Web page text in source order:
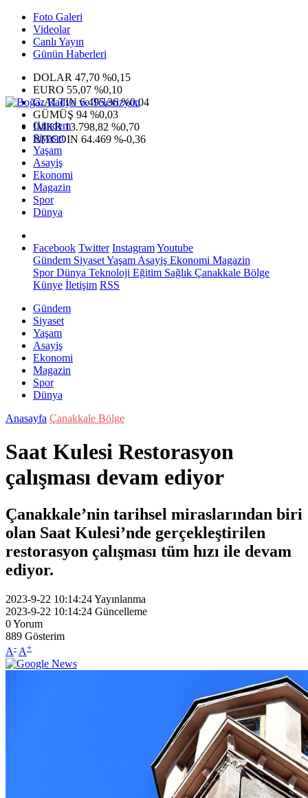
Foto Galeri
Videolar
Canlı Yayın
Günün Haberleri
DOLAR 47,70 %0,15
EURO 55,07 %0,10
G.ALTIN6.495,36 %0,04
GÜMÜŞ 94 %0,03
IMKB13.798,82 %0,70
BITCOIN 64.469 %-0,36
Gündem
Siyaset
Yaşam
Asayiş
Ekonomi
Magazin
Spor
Dünya
Facebook Twitter InstagramYoutube
Gündem SiyasetYaşam Asayiş Ekonomi Magazin
SporDünya Teknoloji Eğitim Sağlık Çanakkale Bölge
Künye İletişim RSS
Gündem
Siyaset
Yaşam
Asayiş
Ekonomi
Magazin
Spor
Dünya
Anasayfa Çanakkale Bölge
Saat Kulesi Restorasyon
çalışması devam ediyor
Çanakkale’nin tarihsel miraslarından biri
olan Saat Kulesi’nde gerçekleştirilen
restorasyon çalışması tüm hızı ile devam
ediyor.
2023-9-22 10:14:24Yayınlanma
2023-9-22 10:14:24 Güncelleme
0Yorum
889 Gösterim
A- A+